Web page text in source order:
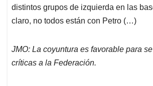
distintos grupos de izquierda en las
claro, no todos están con Petro (…)
JMO: La coyuntura es favorable para
críticas a la Federación.